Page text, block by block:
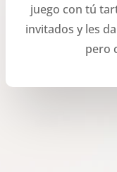
juego con tú
invitados y les
pero